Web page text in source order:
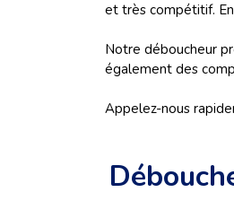
et très compétitif.
Notre déboucheur
également des
Appelez-nous